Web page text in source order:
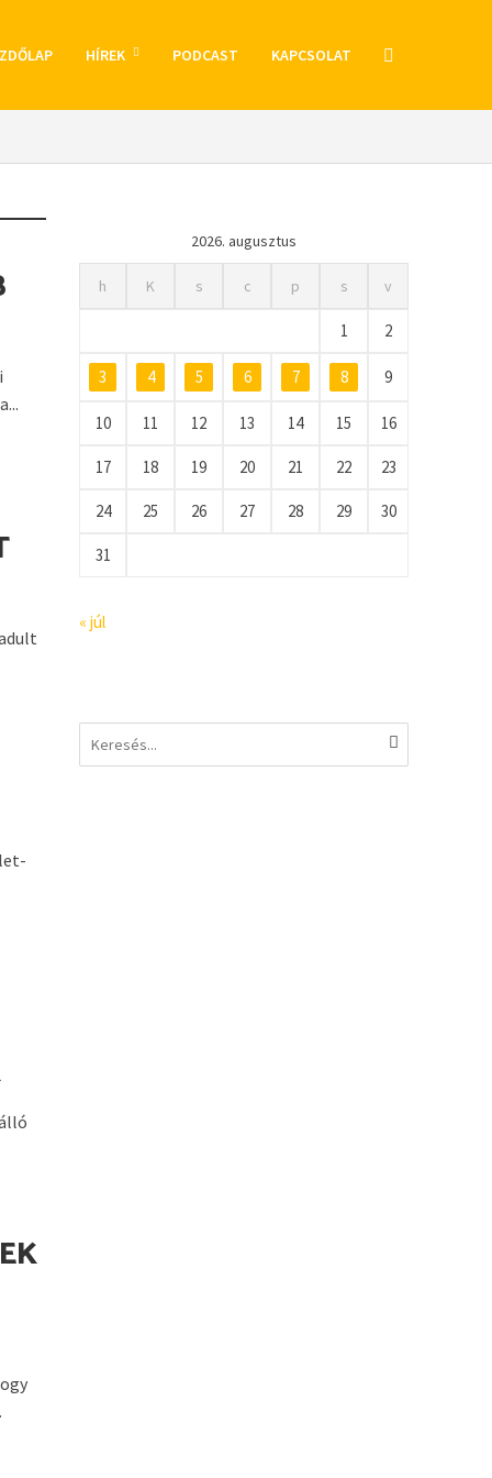
HÍREK PODCAST KAPCSOLAT
2026. augusztus
h K s c p s v
1 2
3 4 5 6 7 8 9
10 11 12 13 14 15 16
17 18 19 20 21 22 23
24 25 26 27 28 29 30
31
« júl